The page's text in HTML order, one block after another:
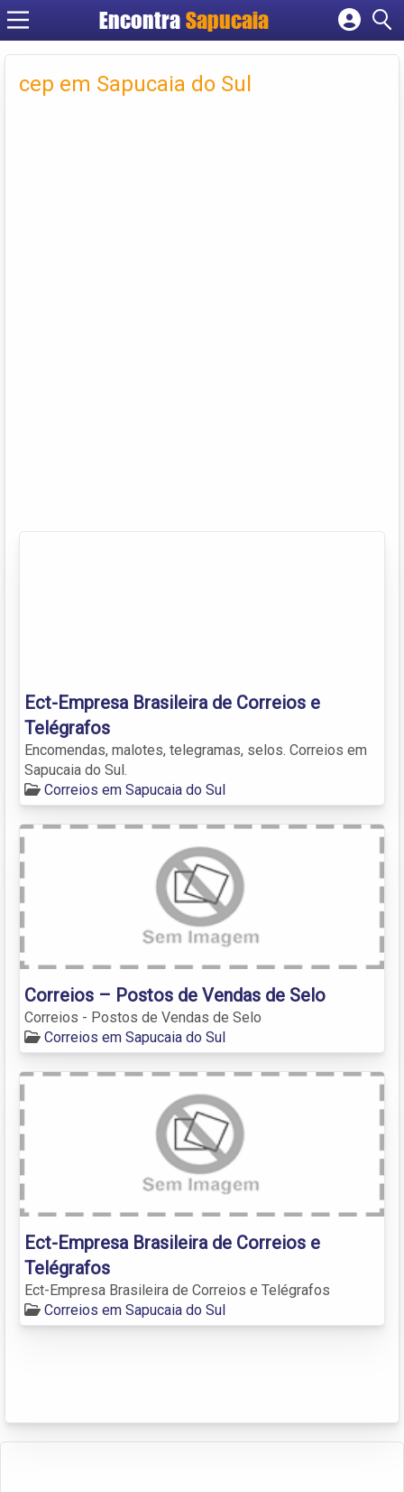
Encontra
Cadastrar empresa
Criar conta
cep em Sapucaia do Sul
Ect-Empresa Brasileira de Correios e
Telégrafos
Encomendas, malotes, telegramas, selos. Correios em
Sapucaia do Sul.
Correios em Sapucaia do Sul
Correios – Postos de Vendas de Selo
Correios - Postos de Vendas de Selo
Correios em Sapucaia do Sul
Ect-Empresa Brasileira de Correios e
Telégrafos
Ect-Empresa Brasileira de Correios e Telégrafos
Correios em Sapucaia do Sul